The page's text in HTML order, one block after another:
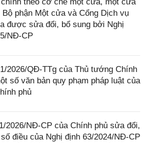
Bộ phận Một cửa và Cổng Dịch vụ
được sửa đổi, bổ sung bởi Nghị
NĐ-CP
2026/QĐ-TTg của Thủ tướng Chính
số văn bản quy phạm pháp luật của
phủ
2026/NĐ-CP của Chính phủ sửa đổi,
điều của Nghị định 63/2024/NĐ-CP